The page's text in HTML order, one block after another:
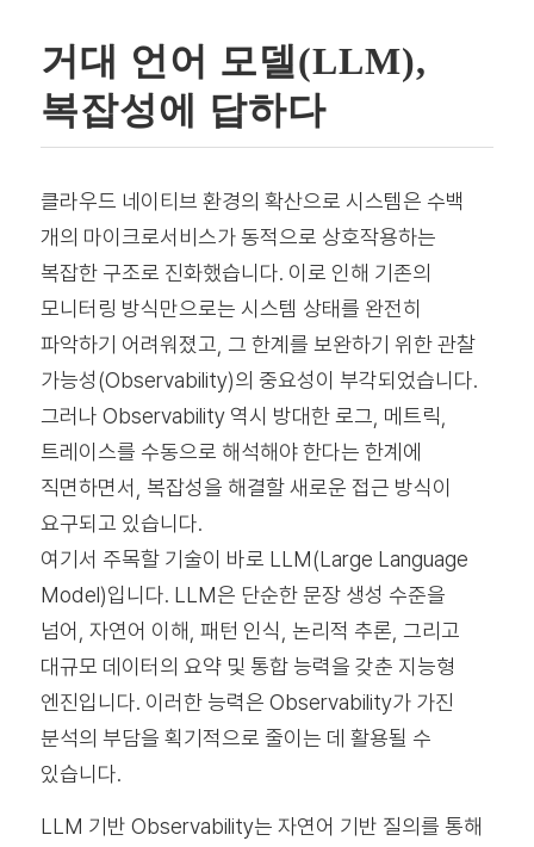
거대 언어 모델(LLM),
복잡성에 답하다
클라우드 네이티브 환경의 확산으로 시스템은 수백
개의 마이크로서비스가 동적으로 상호작용하는
복잡한 구조로 진화했습니다. 이로 인해 기존의
모니터링 방식만으로는 시스템 상태를 완전히
파악하기 어려워졌고, 그 한계를 보완하기 위한 관찰
가능성(Observability)의 중요성이 부각되었습니다.
그러나 Observability 역시 방대한 로그, 메트릭,
트레이스를 수동으로 해석해야 한다는 한계에
직면하면서, 복잡성을 해결할 새로운 접근 방식이
요구되고 있습니다.
여기서 주목할 기술이 바로 LLM(Large Language
Model)입니다. LLM은 단순한 문장 생성 수준을
넘어, 자연어 이해, 패턴 인식, 논리적 추론, 그리고
대규모 데이터의 요약 및 통합 능력을 갖춘 지능형
엔진입니다. 이러한 능력은 Observability가 가진
분석의 부담을 획기적으로 줄이는 데 활용될 수
있습니다.
LLM 기반 Observability는 자연어 기반 질의를 통해